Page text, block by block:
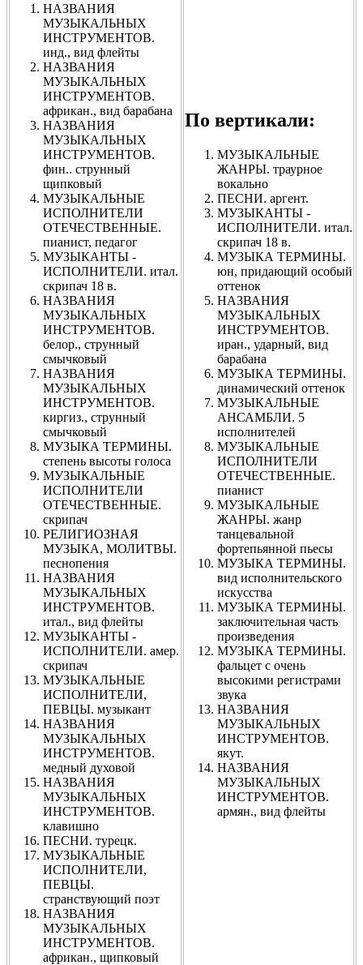
НАЗВАНИЯ
МУЗЫКАЛЬНЫХ
ИНСТРУМЕНТОВ.
инд., вид флейты
НАЗВАНИЯ
МУЗЫКАЛЬНЫХ
ИНСТРУМЕНТОВ.
африкан., вид барабана
НАЗВАНИЯ
МУЗЫКАЛЬНЫХ
ИНСТРУМЕНТОВ.
фин.. струнный
щипковый
МУЗЫКАЛЬНЫЕ
ИСПОЛНИТЕЛИ
ОТЕЧЕСТВЕННЫЕ.
пианист, педагог
МУЗЫКАНТЫ -
ИСПОЛНИТЕЛИ. итал.
скрипач 18 в.
НАЗВАНИЯ
МУЗЫКАЛЬНЫХ
ИНСТРУМЕНТОВ.
белор., струнный
смычковый
НАЗВАНИЯ
МУЗЫКАЛЬНЫХ
ИНСТРУМЕНТОВ.
киргиз., струнный
смычковый
МУЗЫКА ТЕРМИНЫ.
степень высоты голоса
МУЗЫКАЛЬНЫЕ
ИСПОЛНИТЕЛИ
ОТЕЧЕСТВЕННЫЕ.
скрипач
РЕЛИГИОЗНАЯ
МУЗЫКА, МОЛИТВЫ.
песнопения
НАЗВАНИЯ
МУЗЫКАЛЬНЫХ
ИНСТРУМЕНТОВ.
итал., вид флейты
МУЗЫКАНТЫ -
ИСПОЛНИТЕЛИ. амер.
скрипач
МУЗЫКАЛЬНЫЕ
ИСПОЛНИТЕЛИ,
ПЕВЦЫ. музыкант
НАЗВАНИЯ
МУЗЫКАЛЬНЫХ
ИНСТРУМЕНТОВ.
медный духовой
НАЗВАНИЯ
МУЗЫКАЛЬНЫХ
ИНСТРУМЕНТОВ.
клавишно
ПЕСНИ. турецк.
МУЗЫКАЛЬНЫЕ
ИСПОЛНИТЕЛИ,
ПЕВЦЫ.
странствующий поэт
НАЗВАНИЯ
МУЗЫКАЛЬНЫХ
ИНСТРУМЕНТОВ.
африкан., щипковый
По вертикали:
МУЗЫКАЛЬНЫЕ
ЖАНРЫ. траурное
вокально
ПЕСНИ. аргент.
МУЗЫКАНТЫ -
ИСПОЛНИТЕЛИ. итал.
скрипач 18 в.
МУЗЫКА ТЕРМИНЫ.
юн, придающий особый
оттенок
НАЗВАНИЯ
МУЗЫКАЛЬНЫХ
ИНСТРУМЕНТОВ.
иран., ударный, вид
барабана
МУЗЫКА ТЕРМИНЫ.
динамический оттенок
МУЗЫКАЛЬНЫЕ
АНСАМБЛИ. 5
исполнителей
МУЗЫКАЛЬНЫЕ
ИСПОЛНИТЕЛИ
ОТЕЧЕСТВЕННЫЕ.
пианист
МУЗЫКАЛЬНЫЕ
ЖАНРЫ. жанр
танцевальной
фортепьянной пьесы
МУЗЫКА ТЕРМИНЫ.
вид исполнительского
искусства
МУЗЫКА ТЕРМИНЫ.
заключительная часть
произведения
МУЗЫКА ТЕРМИНЫ.
фальцет с очень
высокими регистрами
звука
НАЗВАНИЯ
МУЗЫКАЛЬНЫХ
ИНСТРУМЕНТОВ.
якут.
НАЗВАНИЯ
МУЗЫКАЛЬНЫХ
ИНСТРУМЕНТОВ.
армян., вид флейты